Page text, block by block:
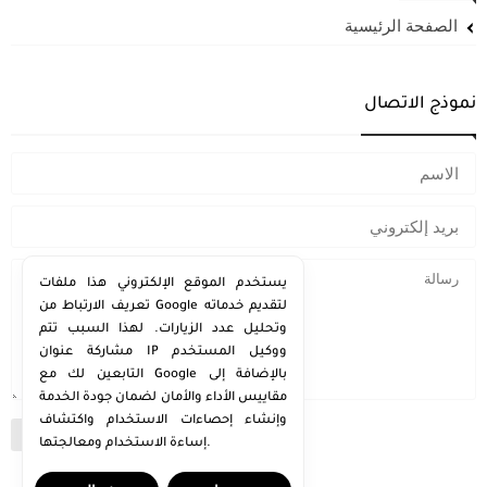
الصفحة الرئيسية
نموذج الاتصال
يستخدم الموقع الإلكتروني هذا ملفات
تعريف الارتباط من Google لتقديم خدماته
وتحليل عدد الزيارات. لهذا السبب تتم
مشاركة عنوان IP ووكيل المستخدم
التابعين لك مع Google بالإضافة إلى
مقاييس الأداء والأمان لضمان جودة الخدمة
وإنشاء إحصاءات الاستخدام واكتشاف
إساءة الاستخدام ومعالجتها.